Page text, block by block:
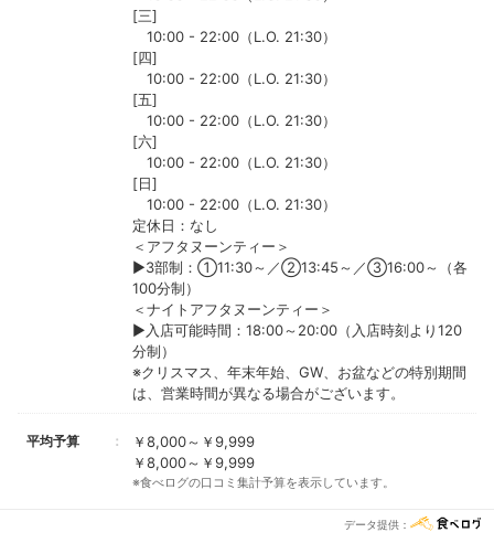
[三]
10:00 - 22:00（L.O. 21:30）
[四]
10:00 - 22:00（L.O. 21:30）
[五]
10:00 - 22:00（L.O. 21:30）
[六]
10:00 - 22:00（L.O. 21:30）
[日]
10:00 - 22:00（L.O. 21:30）
定休日：なし
＜アフタヌーンティー＞
▶3部制：①11:30～／②13:45～／③16:00～（各
100分制）
＜ナイトアフタヌーンティー＞
▶入店可能時間：18:00～20:00（入店時刻より120
分制）
※クリスマス、年末年始、GW、お盆などの特別期間
は、営業時間が異なる場合がございます。
平均予算
￥8,000～￥9,999
￥8,000～￥9,999
※食べログの口コミ集計予算を表示しています。
データ提供：